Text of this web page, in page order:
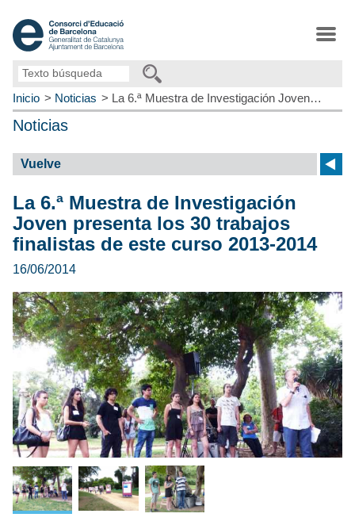
Texto
Inicio
Noticias La 6.ª Muestra de Investigación Joven…
Noticias
Vuelve
La 6.ª Muestra de Investigación
Joven presenta los 30 trabajos
finalistas de este curso 2013-2014
16/06/2014